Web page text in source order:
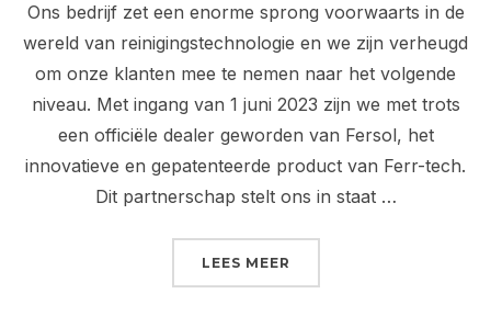
Ons bedrijf zet een enorme sprong voorwaarts in de
wereld van reinigingstechnologie en we zijn verheugd
om onze klanten mee te nemen naar het volgende
niveau. Met ingang van 1 juni 2023 zijn we met trots
een officiële dealer geworden van Fersol, het
innovatieve en gepatenteerde product van Ferr-tech.
Dit partnerschap stelt ons in staat …
LEES MEER